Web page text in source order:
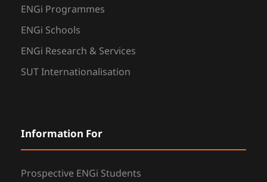
ENGi Programmes
ENGi Schools
ENGi Research & Services
SUT Internationalisation
Information For
Prospective ENGi Students